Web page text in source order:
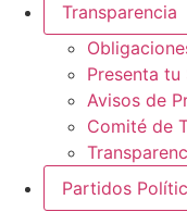
Transparencia
Presenta
Avisos de
Comité de
Partidos